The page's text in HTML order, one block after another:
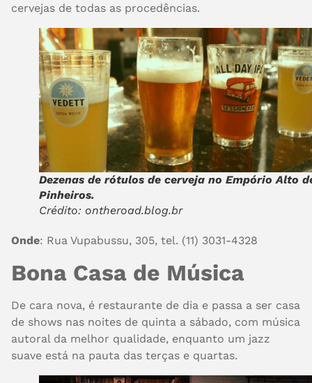
cervejas de todas as procedências.
Dezenas de rótulos de cerveja no Empório Alto
Pinheiros.
Crédito: ontheroad.blog.br
Onde: Rua Vupabussu, 305, tel. (11) 3031-4328
Bona Casa de Música
De cara nova, é restaurante de dia e passa a ser casa
de shows nas noites de quinta a sábado, com música
autoral da melhor qualidade, enquanto um jazz
suave está na pauta das terças e quartas.